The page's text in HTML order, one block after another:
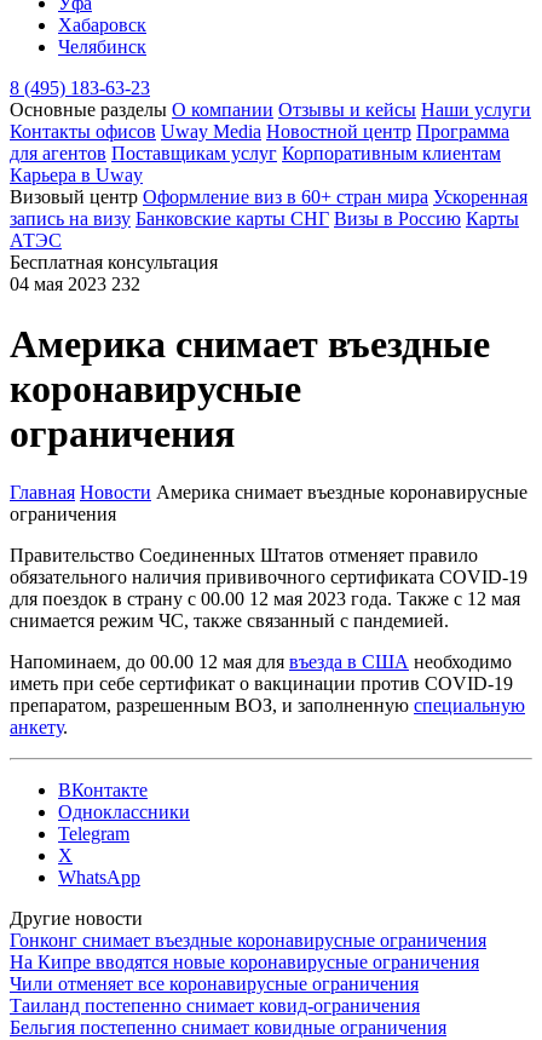
Хабаровск
Челябинск
8 (495) 183-63-23
Основные разделы О компании Отзывы и кейсы Наши услуги
Контакты офисов Uway Media Новостной центр Программа
для агентов Поставщикам услуг Корпоративным клиентам
Карьера в Uway
Визовый центр Оформление виз в 60+ стран мира Ускоренная
запись на визу Банковские карты СНГ Визы в Россию Карты
АТЭС
Бесплатная консультация
04 мая 2023 232
Америка снимает въездные
коронавирусные
ограничения
Главная Новости Америка снимает въездные коронавирусные
ограничения
Правительство Соединенных Штатов отменяет правило
обязательного наличия прививочного сертификата COVID-19
для поездок в страну с 00.00 12 мая 2023 года. Также с 12 мая
снимается режим ЧС, также связанный с пандемией.
Напоминаем, до 00.00 12 мая для въезда в США необходимо
иметь при себе сертификат о вакцинации против COVID-19
препаратом, разрешенным ВОЗ, и заполненную специальную
анкету.
ВКонтакте
Одноклассники
Telegram
X
WhatsApp
Другие новости
Гонконг снимает въездные коронавирусные ограничения
На Кипре вводятся новые коронавирусные ограничения
Чили отменяет все коронавирусные ограничения
Таиланд постепенно снимает ковид-ограничения
Бельгия постепенно снимает ковидные ограничения